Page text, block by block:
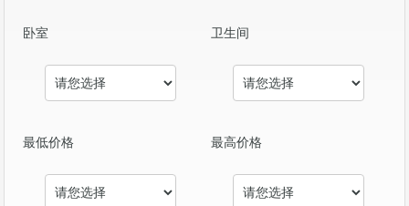
卧室 卫生间
最低价格 最高价格